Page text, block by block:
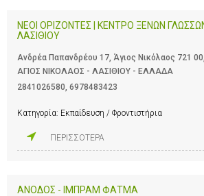
ΝΕΟΙ ΟΡΙΖΟΝΤΕΣ | ΚΕΝΤΡΟ ΞΕΝΩΝ
ΛΑΣΙΘΙΟΥ
Ανδρέα Παπανδρέου 17, Άγιος Νικόλαος 721
ΑΓΙΟΣ ΝΙΚΟΛΑΟΣ - ΛΑΣΙΘΙΟΥ - ΕΛΛΑΔΑ
2841026580 6978483423
Κατηγορία: Εκπαίδευση / Φροντιστήρια
ΠΕΡΙΣΣΟΤΕΡΑ
ΑΝΟΔΟΣ - ΙΜΠΡΑΜ ΦΑΤΜΑ